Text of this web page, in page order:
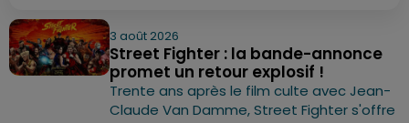
3 août 2026
Street Fighter : la bande-annonce
promet un retour explosif !
Trente ans après le film culte avec Jean-
Claude Van Damme, Street Fighter s'offre